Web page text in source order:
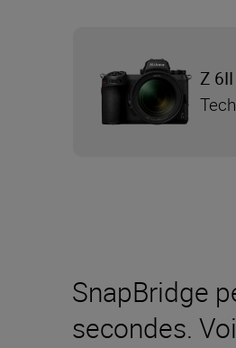
SnapBridge
secondes.
Z 6II